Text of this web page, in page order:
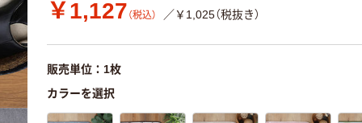
￥1,127 （税込） ／￥1,025（税抜き）
販売単位：1枚
カラーを選択